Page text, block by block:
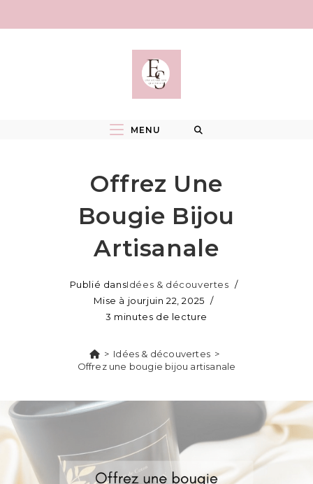
MENU
Offrez Une
Bougie Bijou
Artisanale
Publié dansIdées & découvertes
Mise à jourjuin 22, 2025
3 minutes de lecture
> Idées & découvertes >
Offrez une bougie bijou artisanale